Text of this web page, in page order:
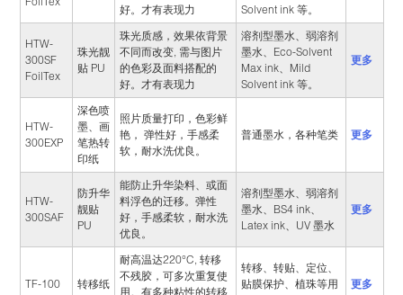
好。才有表现力
Solvent ink 等。
HTW-
300SF
FoilTex
珠光靓
贴 PU
珠光质感，效果依背景
不同而改变, 需与图片
的色彩及面料搭配的
好。才有表现力
溶剂型墨水、弱溶剂
墨水、Eco-Solvent
Max ink、Mild
Solvent ink 等。
更多
HTW-
300EXP
深色喷
墨、画
笔热转
印纸
照片质量打印，色彩鲜
艳， 弹性好，手感柔
软，耐水洗优良。
普通墨水，各种笔类 更多
HTW-
300SAF
防升华
靓贴
PU
能防止升华染料、或面
料浮色的迁移。弹性
好，手感柔软，耐水洗
优良。
溶剂型墨水、弱溶剂
墨水、BS4 ink、
Latex ink、UV 墨水
更多
TF-100 转移纸
耐高温达220°C, 转移
不残胶，可多次重复使
用。有多种粘性的转移
转移、转贴、定位、
贴膜保护、植珠等用
更多